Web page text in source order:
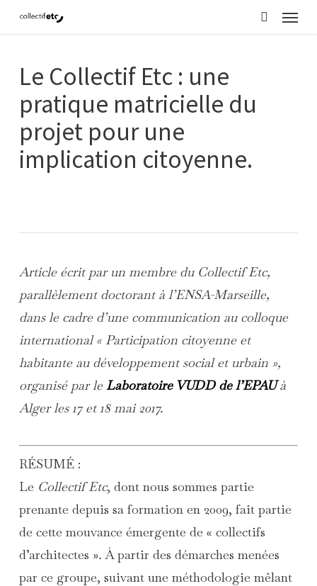
content
Menu
Le Collectif Etc : une
pratique matricielle du
projet pour une
implication citoyenne.
Article écrit par un membre du Collectif Etc,
parallèlement doctorant à l’ENSA-Marseille,
dans le cadre d’une communication au colloque
international « Participation citoyenne et
habitante au développement social et urbain »,
organisé par le Laboratoire VUDD de l’EPAUà
Alger les 17 et 18 mai 2017.
RÉSUMÉ :
Le Collectif Etc, dont nous sommes partie
prenante depuis sa formation en 2009, fait partie
de cette mouvance émergente de « collectifs
d’architectes ». À partir des démarches menées
par ce groupe, suivant une méthodologie mêlant